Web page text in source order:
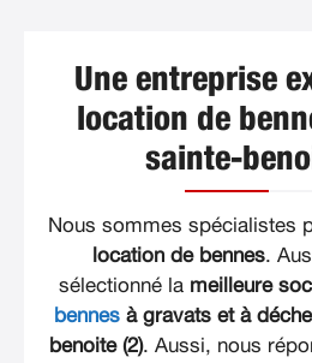
Une entreprise
location de
sainte-
Nous sommes spécialistes
location de bennes.
sélectionné la meilleure
bennes à gravats et à
benoite (2). Aussi, nous